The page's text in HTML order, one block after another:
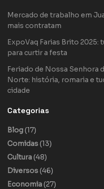
Mercado de trabalho em
mais contratam
ExpoVaq Farias Brito 2025:
para curtir a festa
Feriado de Nossa Senhora
Norte: história, romaria e
cidade
Categorias
Blog(17)
Comidas(13)
Cultura(48)
Diversos(46)
Economia(27)